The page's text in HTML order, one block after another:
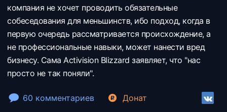
компания не хочет проводить обязательные
собеседования для меньшинств, ибо подход, когда в
первую очередь рассматривается происхождение, а
не профессиональные навыки, может нанести вред
бизнесу. Сама Activision Blizzard заявляет, что "нас
просто не так поняли".
60 комментариев Донат